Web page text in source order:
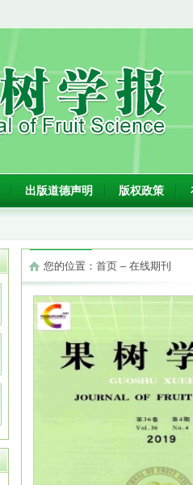
出版道德声明 版权政策
您的位置： 首页 – 在线期刊